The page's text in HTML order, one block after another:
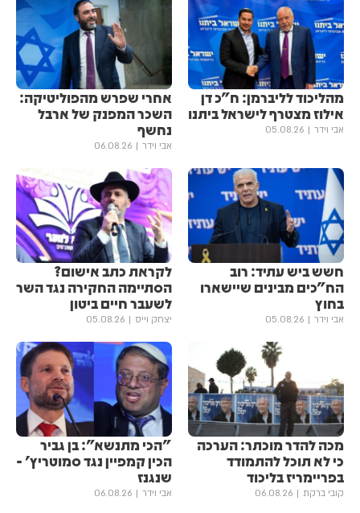
מהליכוד לליברמן: ח"כ דן
אילוז מצטרף לישראל ביתנו
אבי וידר 05.08.26
אחרי שפרש מהפוליטיקה:
השכר המפנק של ארבל
נחשף
אבי וידר 06.08.26
חשש ביש עתיד: רוב
הח"כים מבינים שיישארו
בחוץ
אבי וידר 05.08.26
לקראת כתב אישום?
הסתיימה החקירה נגד השר
לשעבר חיים ביטון
יצחק וייס 05.08.26
מכה להדר מוכתר: הערכה
כי לא תוכל להתמודד
בפריימריז בליכוד
קובי ברקת 06.08.26
"הכי מתנשא": בן גביר
הכין קמפיין נגד סמוטריץ' -
שנגנז
אבי וידר 06.08.26